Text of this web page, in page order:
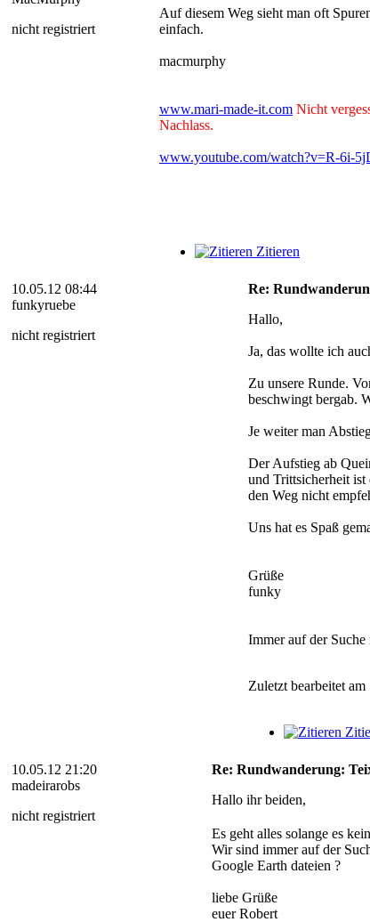
nicht registriert
Auf diesem Weg sieht man oft
einfach.
macmurphy
www.mari-made-it.com Nicht
Nachlass.
www.youtube.com/watch?v=R-6i-
Zitieren
10.05.12 08:44
funkyruebe
nicht registriert
Re:
Hallo,
Ja, das wollte ich
Zu unsere Runde.
beschwingt bergab.
Je weiter man
Der Aufstieg ab
und Trittsicherheit ist
den Weg nicht
Uns hat es Spaß
Grüße
funky
Immer auf der
Zuletzt bearbeitet
10.05.12 21:20
madeirarobs
nicht registriert
Re: Rundwanderung:
Hallo ihr beiden,
Es geht alles solange es
Wir sind immer auf der
Google Earth dateien ?
liebe Grüße
euer Robert